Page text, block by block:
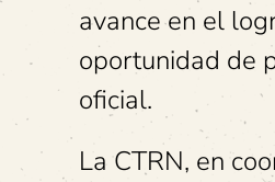
avance en el
oportunidad de
oficial.
La CTRN, en